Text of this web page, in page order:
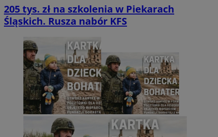
205 tys. zł na szkolenia w Piekarach
Śląskich. Rusza nabór KFS